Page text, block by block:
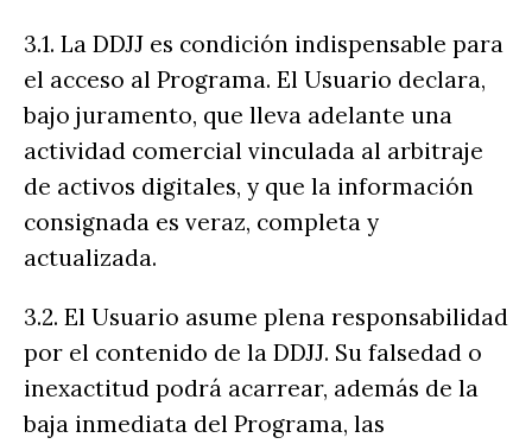
3.1. La DDJJ es condición indispensable para
el acceso al Programa. El Usuario declara,
bajo juramento, que lleva adelante una
actividad comercial vinculada al arbitraje
de activos digitales, y que la información
consignada es veraz, completa y
actualizada.
3.2. El Usuario asume plena responsabilidad
por el contenido de la DDJJ. Su falsedad o
inexactitud podrá acarrear, además de la
baja inmediata del Programa, las